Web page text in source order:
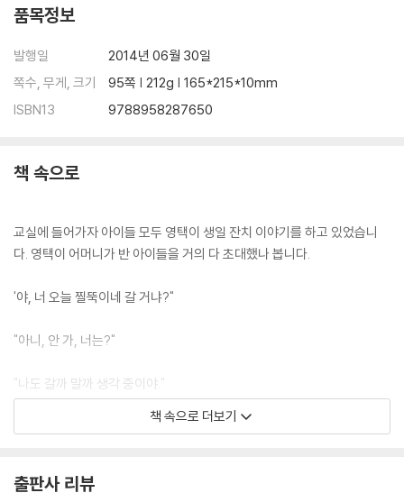
품목정보
발행일
2014년 06월 30일
쪽수, 무게, 크기
95쪽 | 212g | 165*215*10mm
ISBN13
9788958287650
책 속으로
교실에 들어가자 아이들 모두 영택이 생일 잔치 이야기를 하고 있었습니
다. 영택이 어머니가 반 아이들을 거의 다 초대했나 봅니다.
'야, 너 오늘 찔뚝이네 갈 거냐?"
"아니, 안 가, 너는?"
"나도 갈까 말까 생각 중이야."
"그래, 어쩐지 좀 찜찜하지 않냐?"
지만 영택이가 장애인이어서 그런 것 같았습니다.
책 속으로 더보기
출판사 리뷰